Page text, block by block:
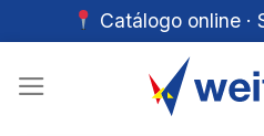
Catálogo online ·